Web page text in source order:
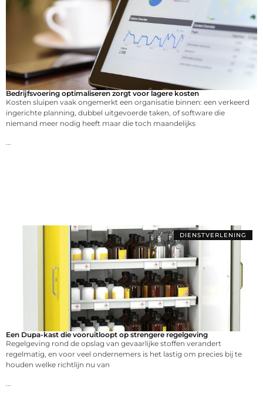
Bedrijfsvoering optimaliseren zorgt voor lagere kosten
Kosten sluipen vaak ongemerkt een organisatie binnen: een verkeerd
ingerichte planning, dubbel uitgevoerde taken, of software die
niemand meer nodig heeft maar die toch maandelijks
...
DIENSTVERLENING
Een Dupa-kast die vooruitloopt op strengere regelgeving
Regelgeving rond de opslag van gevaarlijke stoffen verandert
regelmatig, en voor veel ondernemers is het lastig om precies bij te
houden welke richtlijn nu van
...